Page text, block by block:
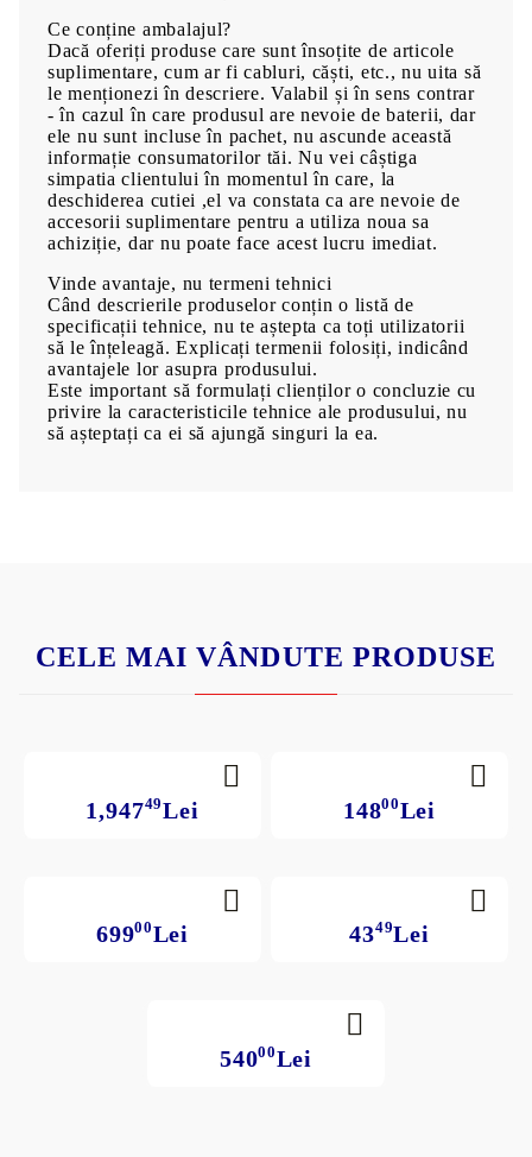
Ce conține ambalajul?
Dacă oferiți produse care sunt însoțite de articole
suplimentare, cum ar fi cabluri, căști, etc., nu uita să
le menționezi în descriere. Valabil și în sens contrar
- în cazul în care produsul are nevoie de baterii, dar
ele nu sunt incluse în pachet, nu ascunde această
informație consumatorilor tăi. Nu vei câștiga
simpatia clientului în momentul în care, la
deschiderea cutiei ,el va constata ca are nevoie de
accesorii suplimentare pentru a utiliza noua sa
achiziție, dar nu poate face acest lucru imediat.
Vinde avantaje, nu termeni tehnici
Când descrierile produselor conțin o listă de
specificații tehnice, nu te aștepta ca toți utilizatorii
să le înțeleagă. Explicați termenii folosiți, indicând
avantajele lor asupra produsului.
Este important să formulați clienților o concluzie cu
privire la caracteristicile tehnice ale produsului, nu
să așteptați ca ei să ajungă singuri la ea.
CELE MAI VÂNDUTE PRODUSE
1,94749Lei 14800Lei
69900Lei 4349Lei
54000Lei